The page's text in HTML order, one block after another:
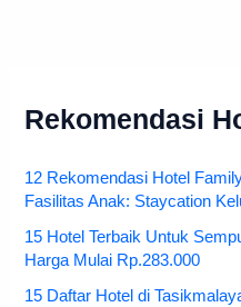
Rekomendasi
12 Rekomendasi Hotel
Fasilitas Anak: Staycation
15 Hotel Terbaik Untuk
Harga Mulai Rp.283.000
15 Daftar Hotel di